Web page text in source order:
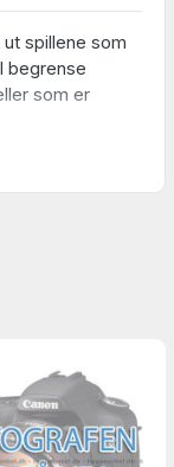
spillene som
begrense
som er